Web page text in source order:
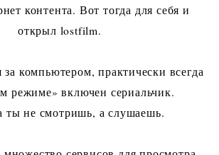
контента. Вот тогда для себя и
открыл lostfilm.
за компьютером, практически всегда
режиме» включен сериальчик.
ты не смотришь, а слушаешь.